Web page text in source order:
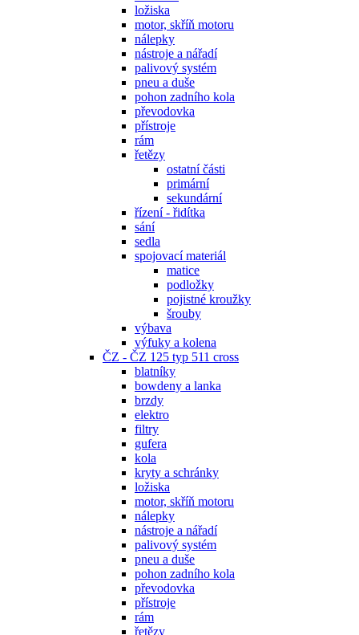
ložiska
motor, skříň motoru
nálepky
nástroje a nářadí
palivový systém
pneu a duše
pohon zadního kola
převodovka
přístroje
rám
řetězy
ostatní části
primární
sekundární
řízení - řidítka
sání
sedla
spojovací materiál
matice
podložky
pojistné kroužky
šrouby
výbava
výfuky a kolena
ČZ - ČZ 125 typ 511 cross
blatníky
bowdeny a lanka
brzdy
elektro
filtry
gufera
kola
kryty a schránky
ložiska
motor, skříň motoru
nálepky
nástroje a nářadí
palivový systém
pneu a duše
pohon zadního kola
převodovka
přístroje
rám
řetězy